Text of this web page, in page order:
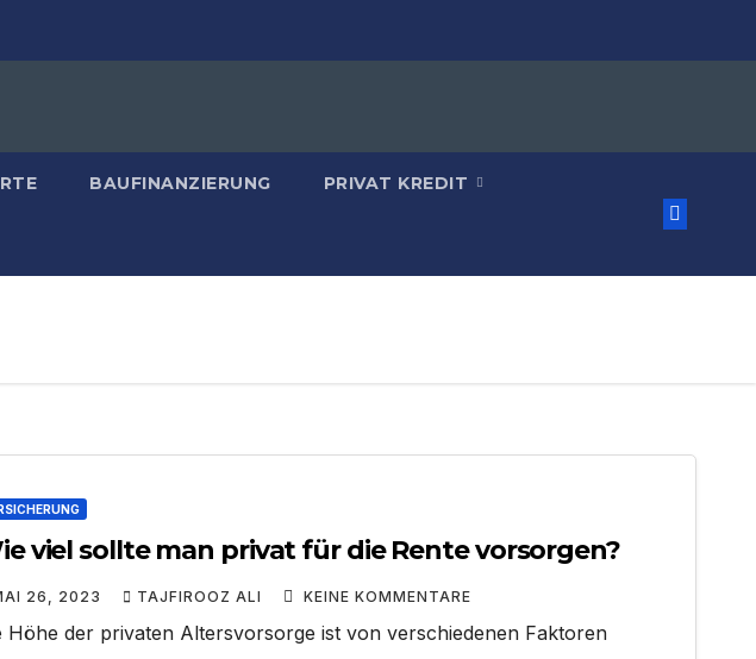
BAUFINANZIERUNG PRIVAT KREDIT
viel sollte man privat für die Rente vorsorgen?
26, 2023 TAJFIROOZ ALI KEINE KOMMENTARE
Höhe der privaten Altersvorsorge ist von verschiedenen Faktoren